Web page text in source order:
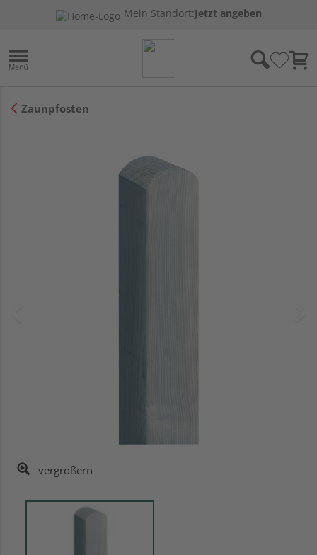
Mein Standort:Jetzt angeben
Zaunpfosten
vergrößern